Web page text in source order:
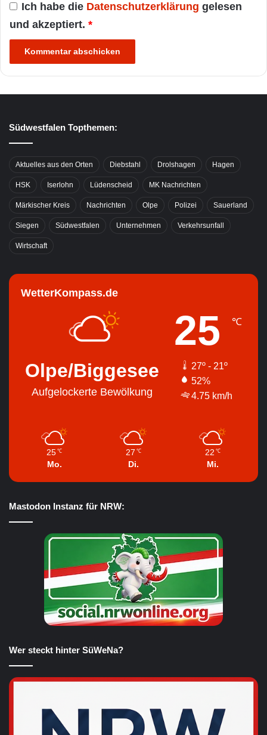
Ich habe die Datenschutzerklärung gelesen
und akzeptiert. *
Südwestfalen Topthemen:
Aktuelles aus den Orten Diebstahl Drolshagen Hagen
HSK Iserlohn Lüdenscheid MK Nachrichten
Märkischer Kreis Nachrichten Olpe Polizei Sauerland
Siegen Südwestfalen Unternehmen Verkehrsunfall
Wirtschaft
WetterKompass.de
Olpe/Biggesee
Aufgelockerte Bewölkung
25 ℃
27º - 21º
52%
4.75 km/h
25 ℃
Mo.
27 ℃
Di.
22 ℃
Mi.
Mastodon Instanz für NRW:
Wer steckt hinter SüWeNa?